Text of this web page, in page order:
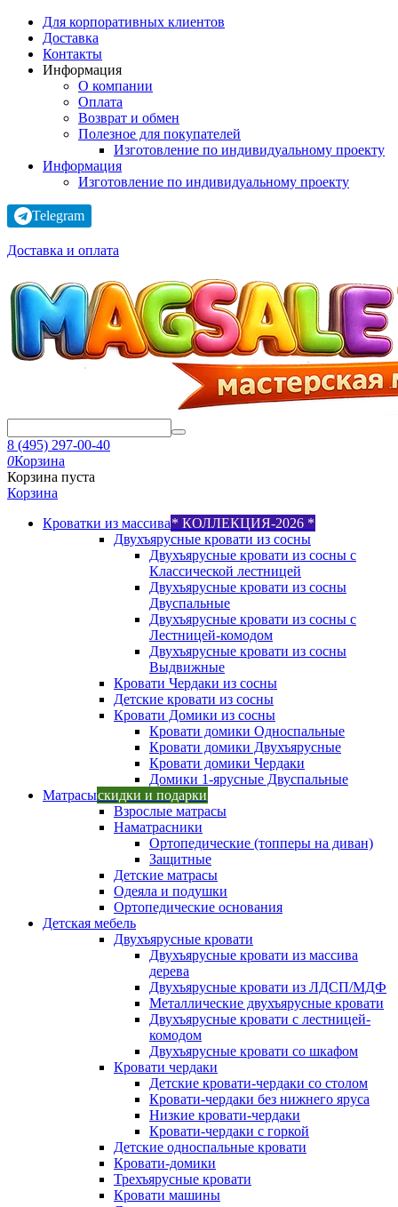
Для корпоративных клиентов
Доставка
Контакты
Информация
О компании
Оплата
Возврат и обмен
Полезное для покупателей
Изготовление по индивидуальному проекту
Информация
Изготовление по индивидуальному проекту
Telegram
Доставка и оплата
8 (495) 297-00-40
0Корзина
Корзина пуста
Корзина
Кроватки из массива* КОЛЛЕКЦИЯ-2026 *
Двухъярусные кровати из сосны
Двухъярусные кровати из сосны с
Классической лестницей
Двухъярусные кровати из сосны
Двуспальные
Двухъярусные кровати из сосны с
Лестницей-комодом
Двухъярусные кровати из сосны
Выдвижные
Кровати Чердаки из сосны
Детские кровати из сосны
Кровати Домики из сосны
Кровати домики Односпальные
Кровати домики Двухъярусные
Кровати домики Чердаки
Домики 1-ярусные Двуспальные
Матрасыскидки и подарки
Взрослые матрасы
Наматрасники
Ортопедические (топперы на диван)
Защитные
Детские матрасы
Одеяла и подушки
Ортопедические основания
Детская мебель
Двухъярусные кровати
Двухъярусные кровати из массива
дерева
Двухъярусные кровати из ЛДСП/МДФ
Металлические двухъярусные кровати
Двухъярусные кровати с лестницей-
комодом
Двухъярусные кровати со шкафом
Кровати чердаки
Детские кровати-чердаки со столом
Кровати-чердаки без нижнего яруса
Низкие кровати-чердаки
Кровати-чердаки с горкой
Детские односпальные кровати
Кровати-домики
Трехъярусные кровати
Кровати машины